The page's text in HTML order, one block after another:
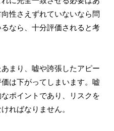
性さえずれていないなら問
なら、十分評価されると考
まり、嘘や誇張したアピー
は下がってしまいます。嘘
ポイントであり、リスクを
ればなりません。